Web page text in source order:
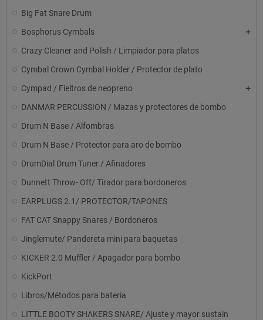
Big Fat Snare Drum
Bosphorus Cymbals
Crazy Cleaner and Polish / Limpiador para platos
Cymbal Crown Cymbal Holder / Protector de plato
Cympad / Fieltros de neopreno
DANMAR PERCUSSION / Mazas y protectores de bombo
Drum N Base / Alfombras
Drum N Base / Protector para aro de bombo
DrumDial Drum Tuner / Afinadores
Dunnett Throw- Off/ Tirador para bordoneros
EARPLUGS 2.1/ PROTECTOR/TAPONES
FAT CAT Snappy Snares / Bordoneros
Jinglemute/ Pandereta mini para baquetas
KICKER 2.0 Muffler / Apagador para bombo
KickPort
Libros/Métodos para batería
LITTLE BOOTY SHAKERS SNARE/ Ajuste y mayor sustain